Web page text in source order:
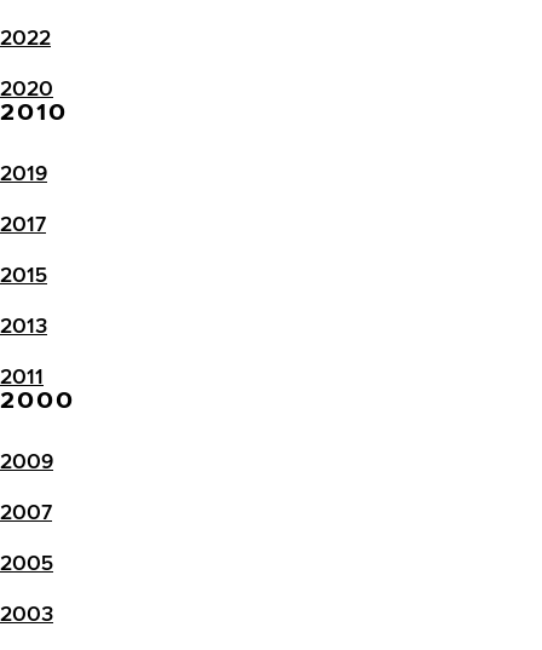
2022
2020
2010
2019
2017
2015
2013
2011
2000
2009
2007
2005
2003